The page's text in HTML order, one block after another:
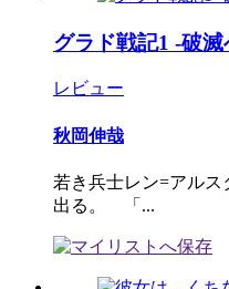
グラド戦記1 -破
レビュー
秋岡伸哉
若き兵士レン=アル
出る。 「...